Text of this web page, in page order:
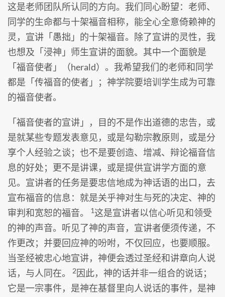
这是老师团队所认同的方向。我们同心盼望：老师、
同学的生命都与十架福音相称，能全心全意倚赖神的
灵，宣讲「愚拙」的十架福音。除了宣讲的灵性，我
也想及「浸神」师生宣讲的面貌。其中一个面貌是
「福音使者」（herald）。我希望我们的老师和同学
都是「传福音的使者」；神学院要培训学生成为可靠
的福音使者。
「福音使者的宣讲」，目的不是作出道德的忠告，或
是就某些专题发表意见，或是勾勒宗教原则，或是分
享个人经验之谈；也不是要创造、增减、辩论福音信
息的好处；更不是讲课，或是提供宣讲学方面的意
见。宣讲者的任务是要忠信地成为神话语的出口，去
宣布福音的信息：就是关乎神对生与死的决定、神的
审判和宽恕的福音。
1这是宣讲者以信心听见和领受
的神的声音。听见了神的声音，宣讲者便须传递，不
作更改；并要回应神的吩咐，不仅回应，也要顺服。
当圣经被忠心地宣讲，神便会透过圣经和讲章向人说
话，与人同在。
2因此，神的话并非一组合的说话；
它是一宗事件，是神在基督里向人说话的事件，是神